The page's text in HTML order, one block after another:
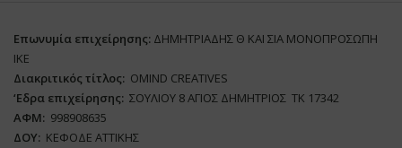
Επωνυμία επιχείρησης: ΔΗΜΗΤΡΙΑΔΗΣ Θ ΚΑΙ ΣΙΑ ΜΟΝΟΠΡΟΣΩΠΗ
ΙΚΕ
Διακριτικός τίτλος: ΟΜΙΝD CREATIVES
‘Eδρα επιχείρησης: ΣΟΥΛΙΟΥ 8 ΑΓΙΟΣ ΔΗΜΗΤΡΙΟΣ ΤΚ 17342
ΑΦΜ: 998908635
ΔΟΥ: ΚΕΦΟΔΕ ΑΤΤΙΚΗΣ